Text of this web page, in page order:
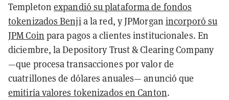
Templeton expandió su plataforma de fondos
tokenizados Benjia la red, y JPMorgan incorporó su
JPM Coin para pagos a clientes institucionales. En
diciembre, la Depository Trust & Clearing Company
—que procesa transacciones por valor de
cuatrillones de dólares anuales— anunció que
emitiría valores tokenizados en Canton.